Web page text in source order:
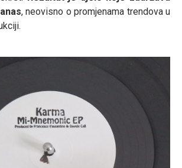
, neovisno o promjenama trendova u